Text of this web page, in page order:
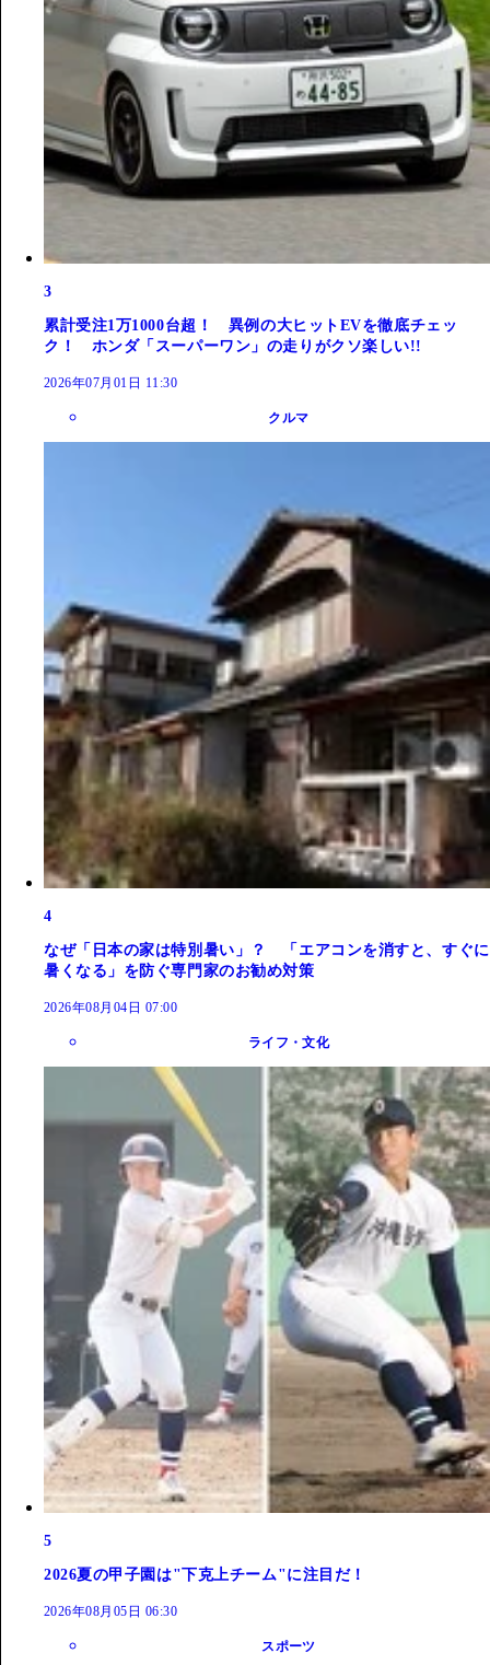
3
累計受注1万1000台超！ 異例の大ヒットEVを徹底チェッ
ク！ ホンダ「スーパーワン」の走りがクソ楽しい!!
2026年07月01日 11:30
クルマ
4
なぜ「日本の家は特別暑い」？ 「エアコンを消すと、すぐに
暑くなる」を防ぐ専門家のお勧め対策
2026年08月04日 07:00
ライフ・文化
5
2026夏の甲子園は"下克上チーム"に注目だ！
2026年08月05日 06:30
スポーツ